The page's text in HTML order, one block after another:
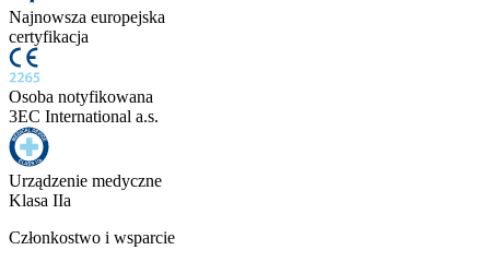
Najnowsza europejska
certyfikacja
Osoba notyfikowana
3EC International a.s.
Urządzenie medyczne
Klasa IIa
Członkostwo i wsparcie